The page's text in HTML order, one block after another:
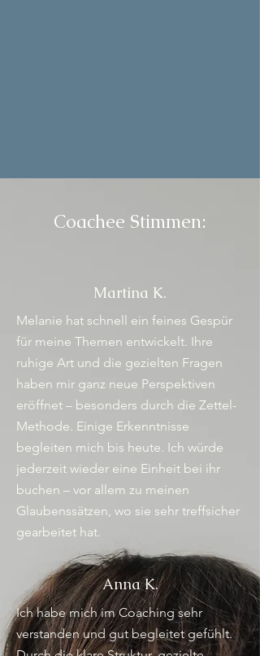
Coachee Stimmen:
Martina K.
Melanie hat schnell ein feines Gespür
für meine Themen entwickelt. Ihre
ruhige Art und die gezielten Fragen
haben mir ganz neue Perspektiven
eröffnet – besonders durch die Zettel-
Methode. Einige Erkenntnisse
begleiten mich bis heute. Ich würde
jederzeit wieder eine Einheit bei ihr
buchen – vor allem zu meinen
Glaubenssätzen, wo sie sehr treffsicher
gearbeitet hat.
Anna K.
Ich habe mich im Coaching sehr
verstanden und gut begleitet gefühlt.